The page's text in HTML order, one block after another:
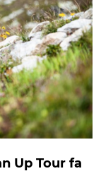
Up Tour fa